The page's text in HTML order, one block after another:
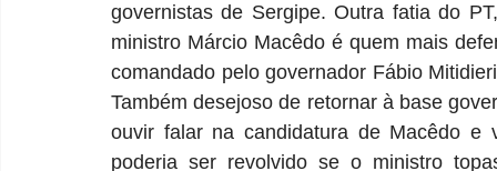
governistas de Sergipe. Outra fatia do
ministro Márcio Macêdo é quem mais
comandado pelo governador Fábio
Também desejoso de retornar à base
ouvir falar na candidatura de Macêdo e
poderia ser revolvido se o ministro